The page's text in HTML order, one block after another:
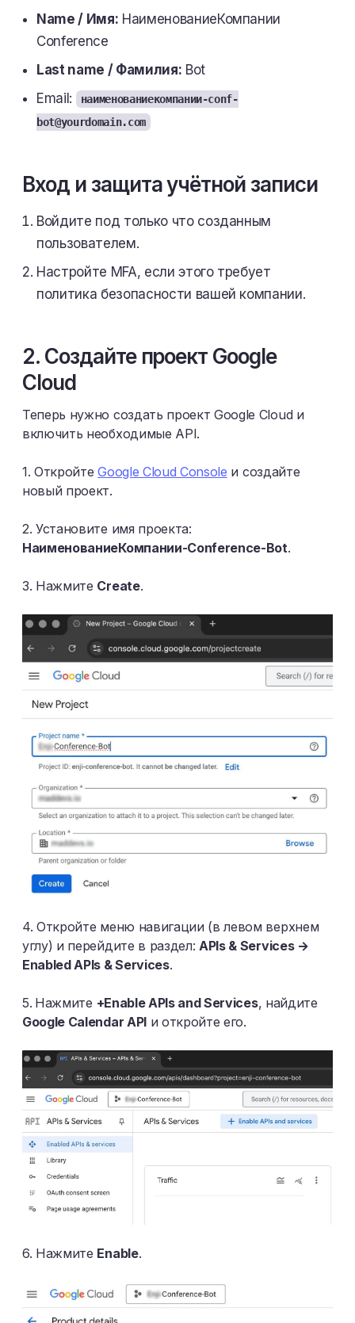
Name / Имя: НаименованиеКомпании
Conference
Last name / Фамилия: Bot
Email:
наименованиекомпании-conf-
bot@yourdomain.com
Вход и защита учётной записи
Войдите под только что созданным
пользователем.
Настройте MFA, если этого требует
политика безопасности вашей компании.
2. Создайте проект Google
Cloud
Теперь нужно создать проект Google Cloud и
включить необходимые API.
1. ОткройтеGoogle Cloud Console и создайте
новый проект.
2. Установите имя проекта:
НаименованиеКомпании-Conference-Bot.
3. Нажмите Create.
4. Откройте меню навигации (в левом верхнем
углу) и перейдите в раздел: APIs & Services →
Enabled APIs & Services.
5. Нажмите +Enable APIs and Services, найдите
Google Calendar APIи откройте его.
6. Нажмите Enable.